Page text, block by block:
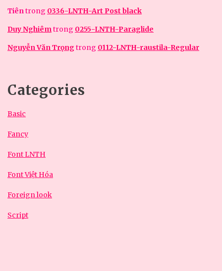
Tiêntrong 0336-LNTH-Art Post black
Duy Nghiêmtrong 0255-LNTH-Paraglide
Nguyễn Văn Trọngtrong 0112-LNTH-raustila-Regular
Categories
Basic
Fancy
Font LNTH
Font Việt Hóa
Foreign look
Script